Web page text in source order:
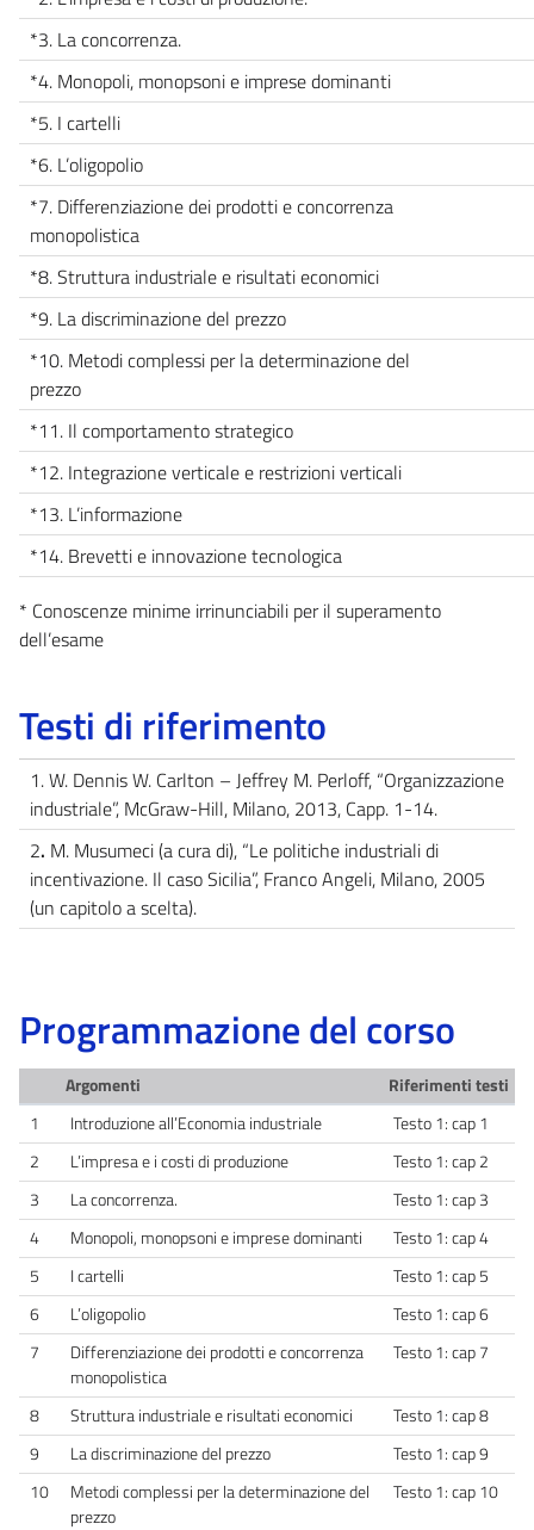
*3. La concorrenza.
*4. Monopoli, monopsoni e imprese dominanti
*5. I cartelli
*6. L’oligopolio
*7. Differenziazione dei prodotti e concorrenza
monopolistica
*8. Struttura industriale e risultati economici
*9. La discriminazione del prezzo
*10. Metodi complessi per la determinazione del
prezzo
*11. Il comportamento strategico
*12. Integrazione verticale e restrizioni verticali
*13. L’informazione
*14. Brevetti e innovazione tecnologica
* Conoscenze minime irrinunciabili per il superamento
dell’esame
Testi di riferimento
1. W. Dennis W. Carlton – Jeffrey M. Perloff, “Organizzazione
industriale”, McGraw-Hill, Milano, 2013, Capp. 1-14.
2. M. Musumeci (a cura di), “Le politiche industriali di
incentivazione. Il caso Sicilia”, Franco Angeli, Milano, 2005
(un capitolo a scelta).
Programmazione del corso
Argomenti
Riferimenti testi
1
Introduzione all’Economia industriale
Testo 1: cap 1
2
L’impresa e i costi di produzione
Testo 1: cap 2
3
La concorrenza.
Testo 1: cap 3
4
Monopoli, monopsoni e imprese dominanti
Testo 1: cap 4
5
I cartelli
Testo 1: cap 5
6
L’oligopolio
Testo 1: cap 6
7
Differenziazione dei prodotti e concorrenza
monopolistica
Testo 1: cap 7
8 Struttura industriale e risultati economici
Testo 1: cap 8
9
La discriminazione del prezzo
Testo 1: cap 9
10
Metodi complessi per la determinazione del
prezzo
Testo 1: cap 10